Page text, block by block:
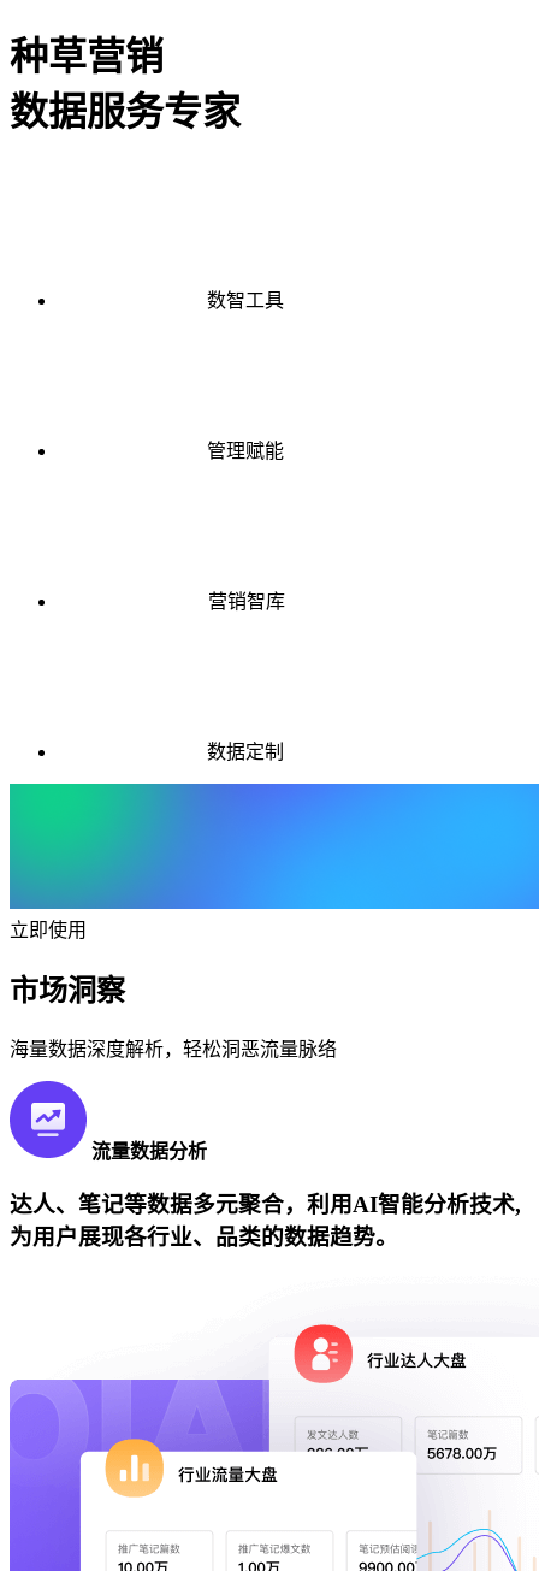
种草营销
数据服务专家
数智工具
管理赋能
营销智库
数据定制
立即使用
市场洞察
海量数据深度解析，轻松洞恶流量脉络
流量数据分析
达人、笔记等数据多元聚合，利用AI智能分析技术,
为用户展现各行业、品类的数据趋势。